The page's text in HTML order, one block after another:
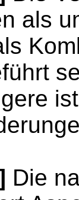
als
Die